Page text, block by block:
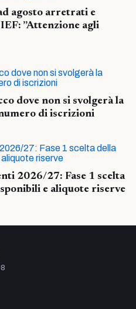
agosto arretrati e
”Attenzione agli
dove non si svolgerà la
di iscrizioni
2026/27: Fase 1 scelta
e aliquote riserve